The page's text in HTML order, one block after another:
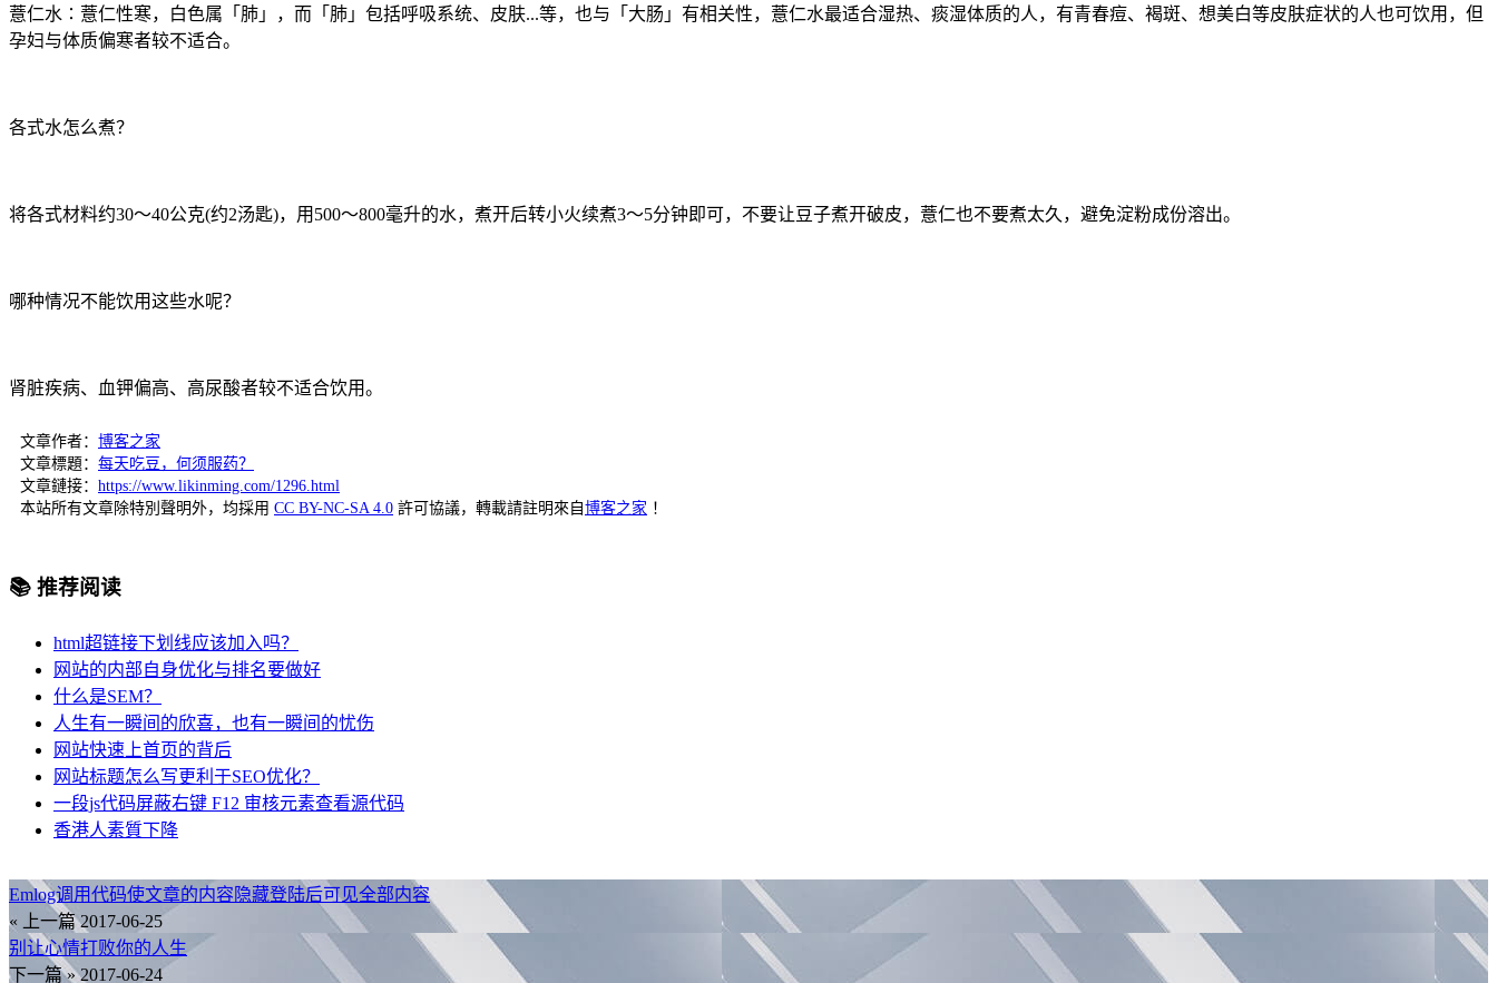
薏仁水∶薏仁性寒，白色属「肺」，而「肺」包括呼吸系统、皮肤...等，也与「大肠」有相关性，薏仁水最适合湿热、痰湿体质的人，有青春痘、褐斑、想美白等皮肤症状的人也可饮用，但
孕妇与体质偏寒者较不适合。
各式水怎么煮？
将各式材料约30～40公克(约2汤匙)，用500～800毫升的水，煮开后转小火续煮3～5分钟即可，不要让豆子煮开破皮，薏仁也不要煮太久，避免淀粉成份溶出。
哪种情况不能饮用这些水呢？
肾脏疾病、血钾偏高、高尿酸者较不适合饮用。
文章作者： 博客之家
文章標題： 每天吃豆，何须服药？
文章鏈接： https://www.likinming.com/1296.html
本站所有文章除特別聲明外，均採用 CC BY-NC-SA 4.0 許可協議，轉載請註明來自 博客之家 ！
📚 推荐阅读
html超链接下划线应该加入吗？
网站的内部自身优化与排名要做好
什么是SEM？
人生有一瞬间的欣喜，也有一瞬间的忧伤
网站快速上首页的背后
网站标题怎么写更利于SEO优化？
一段js代码屏蔽右键 F12 审核元素查看源代码
香港人素質下降
Emlog调用代码使文章的内容隐藏登陆后可见全部内容
« 上一篇 2017-06-25
别让心情打败你的人生
下一篇 » 2017-06-24